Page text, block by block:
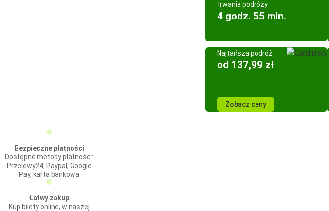
trwania podróży
4 godz. 55 min.
Najtańsza podróż
od 137,99 zł
Zobacz ceny
Bezpieczne płatności
Dostępne metody płatności:
Przelewy24, Paypal, Google
Pay, karta bankowa
Łatwy zakup
Kup bilety online, w naszej